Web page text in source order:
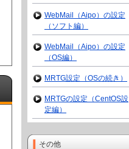
WebMail（Aipo）の設定
（ソフト編）
WebMail（Aipo）の設定
（OS編）
MRTG設定（OSの続き）
MRTGの設定（CentOS設
定編）
その他